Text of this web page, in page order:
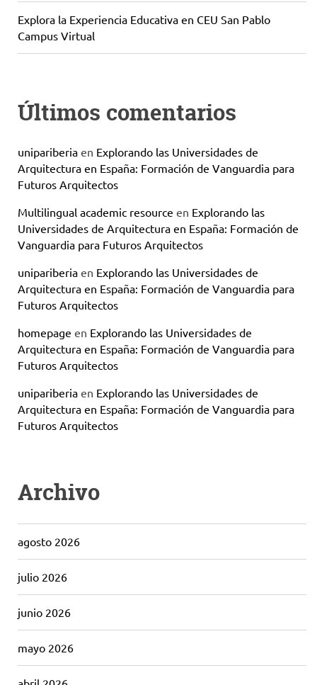
Explora la Experiencia Educativa en CEU San Pablo
Campus Virtual
Últimos comentarios
unipariberia en Explorando las Universidades de
Arquitectura en España: Formación de Vanguardia para
Futuros Arquitectos
Multilingual academic resource en Explorando las
Universidades de Arquitectura en España: Formación de
Vanguardia para Futuros Arquitectos
unipariberia en Explorando las Universidades de
Arquitectura en España: Formación de Vanguardia para
Futuros Arquitectos
homepage en Explorando las Universidades de
Arquitectura en España: Formación de Vanguardia para
Futuros Arquitectos
unipariberia en Explorando las Universidades de
Arquitectura en España: Formación de Vanguardia para
Futuros Arquitectos
Archivo
agosto 2026
julio 2026
junio 2026
mayo 2026